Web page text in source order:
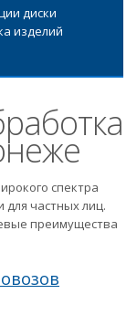
диски
изделий
спектра
для частных лиц.
преимущества